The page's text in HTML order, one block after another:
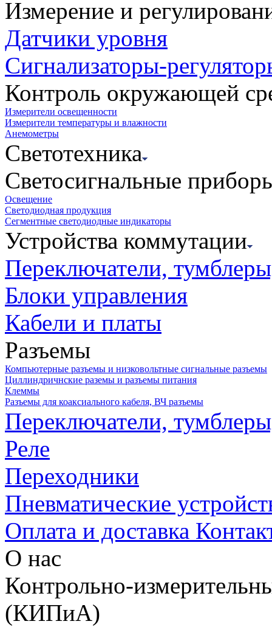
Измерение и
Датчики уровня
Сигнализаторы-
Контроль окружающей
Измерители освещенности
Измерители температуры и влажности
Анемометры
Светотехника
Светосигнальные
Освещение
Светодиодная продукция
Сегментные светодиодные индикаторы
Устройства коммутации
Переключатели,
Блоки управления
Кабели и платы
Разъемы
Компьютерные разъемы и низковольтные сигнальные разъемы
Циллиндричнские раземы и разъемы питания
Клеммы
Разъемы для коаксиального кабеля, ВЧ разъемы
Переключатели,
Реле
Переходники
Пневматические
Оплата и доставка
О нас
Контрольно-
(КИПиА)